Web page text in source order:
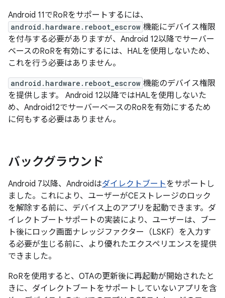
Android 11でRoRをサポートするには、
android.hardware.reboot_escrow 機能にデバイス権限
を付与する必要がありますが、Android 12以降でサーバー
ベースのRoRを有効にするには、HALを使用しないため、
これを行う必要はありません。
android.hardware.reboot_escrow 機能のデバイス権限
を提供します。 Android 12以降ではHALを使用しないた
め、Android12でサーバーベースのRoRを有効にするため
に何もする必要はありません。
バックグラウンド
Android 7以降、Androidはダイレクトブートをサポートし
ました。これにより、ユーザーがCEストレージのロック
を解除する前に、デバイス上のアプリを起動できます。ダ
イレクトブートサポートの実装により、ユーザーは、ブー
ト後にロック画面ナレッジファクター（LSKF）を入力す
る必要が生じる前に、より優れたエクスペリエンスを提供
できました。
RoRを使用すると、OTAの更新後に再起動が開始されたと
きに、ダイレクトブートをサポートしていないアプリを含